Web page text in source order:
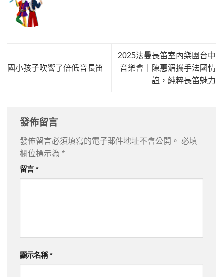
國小孩子吹響了倍低音長笛
2025法曼長笛室內樂團台中
音樂會｜陳惠湄攜手法國情
誼，純粹長笛魅力
發佈留言
發佈留言必須填寫的電子郵件地址不會公開。 必填
欄位標示為 *
留言*
顯示名稱*